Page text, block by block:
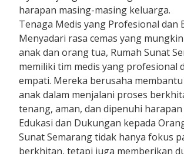
harapan masing-masing keluarga.
Tenaga Medis yang Profesional dan
Menyadari rasa cemas yang
anak dan orang tua, Rumah Sunat
memiliki tim medis yang profesional
empati. Mereka berusaha membantu
anak dalam menjalani proses
tenang, aman, dan dipenuhi
Edukasi dan Dukungan kepada
Sunat Semarang tidak hanya fokus
berkhitan, tetapi juga memberikan